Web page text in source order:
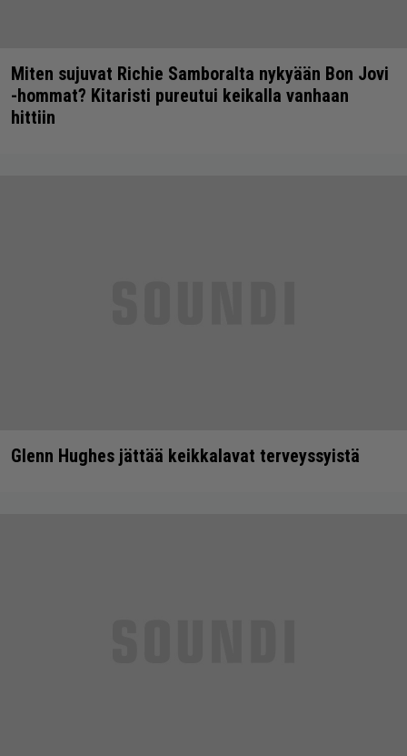
Miten sujuvat Richie Samboralta nykyään Bon Jovi
-hommat? Kitaristi pureutui keikalla vanhaan
hittiin
Glenn Hughes jättää keikkalavat terveyssyistä